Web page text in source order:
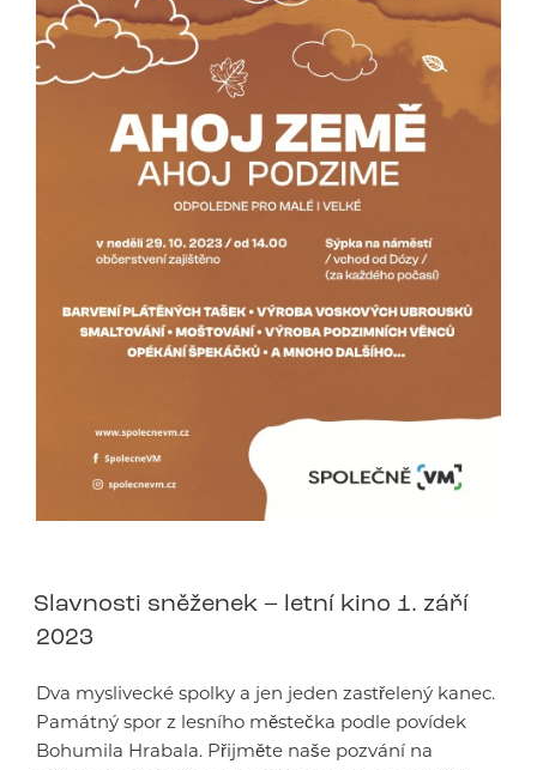
Slavnosti sněženek – letní kino 1. září
2023
Dva myslivecké spolky a jen jeden zastřelený kanec.
Památný spor z lesního městečka podle povídek
Bohumila Hrabala. Přijměte naše pozvání na